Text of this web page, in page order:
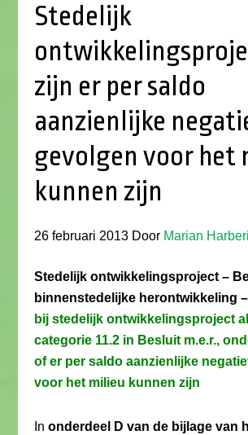
Stedelijk
zijn er per saldo
aanzienlijke
gevolgen voor het
kunnen zijn
26 februari 2013 Door Marian
Stedelijk ontwikkelingsproject –
binnenstedelijke herontwikkeling
bij stedelijk ontwikkelingsproject
categorie 11.2 in Besluit m.e.r.,
of er per saldo aanzienlijke
voor het milieu kunnen zijn
Inonderdeel D van de bijlage van